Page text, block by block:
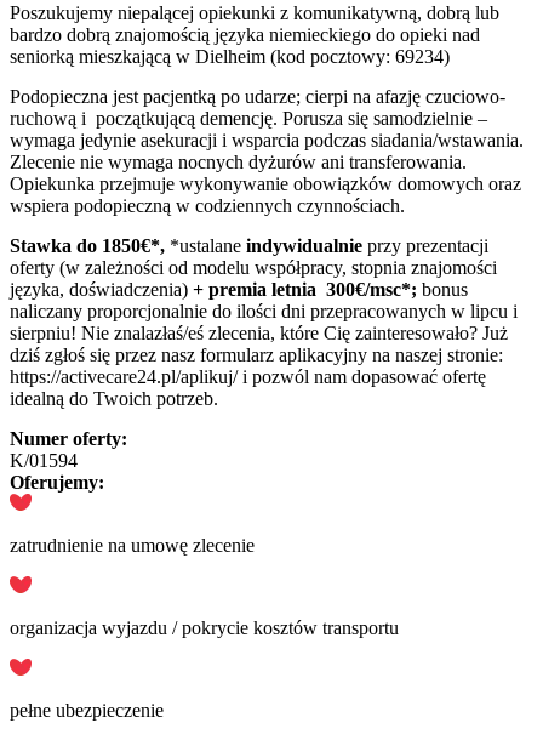
Poszukujemy niepalącej opiekunki z komunikatywną, dobrą lub
bardzo dobrą znajomością języka niemieckiego do opieki nad
seniorką mieszkającą w Dielheim (kod pocztowy: 69234)
Podopieczna jest pacjentką po udarze; cierpi na afazję czuciowo-
ruchową i początkującą demencję. Porusza się samodzielnie –
wymaga jedynie asekuracji i wsparcia podczas siadania/wstawania.
Zlecenie nie wymaga nocnych dyżurów ani transferowania.
Opiekunka przejmuje wykonywanie obowiązków domowych oraz
wspiera podopieczną w codziennych czynnościach.
Stawka do 1850€*, *ustalane indywidualnie przy prezentacji
oferty (w zależności od modelu współpracy, stopnia znajomości
języka, doświadczenia) + premia letnia 300€/msc*; bonus
naliczany proporcjonalnie do ilości dni przepracowanych w lipcu i
sierpniu! Nie znalazłaś/eś zlecenia, które Cię zainteresowało? Już
dziś zgłoś się przez nasz formularz aplikacyjny na naszej stronie:
https://activecare24.pl/aplikuj/ i pozwól nam dopasować ofertę
idealną do Twoich potrzeb.
Numer oferty:
K/01594
Oferujemy:
zatrudnienie na umowę zlecenie
organizacja wyjazdu / pokrycie kosztów transportu
pełne ubezpieczenie